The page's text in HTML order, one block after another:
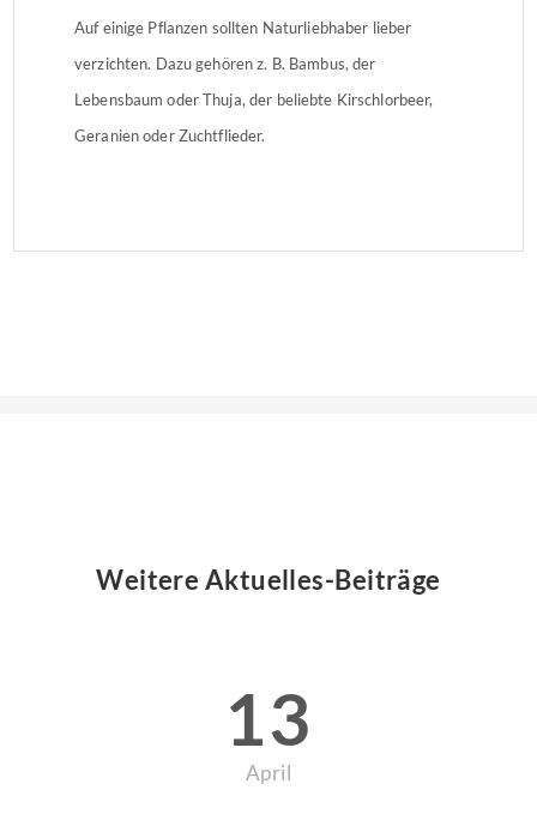
Auf einige Pflanzen sollten Naturliebhaber lieber
verzichten. Dazu gehören z. B. Bambus, der
Lebensbaum oder Thuja, der beliebte Kirschlorbeer,
Geranien oder Zuchtflieder.
Weitere Aktuelles-Beiträge
13
April